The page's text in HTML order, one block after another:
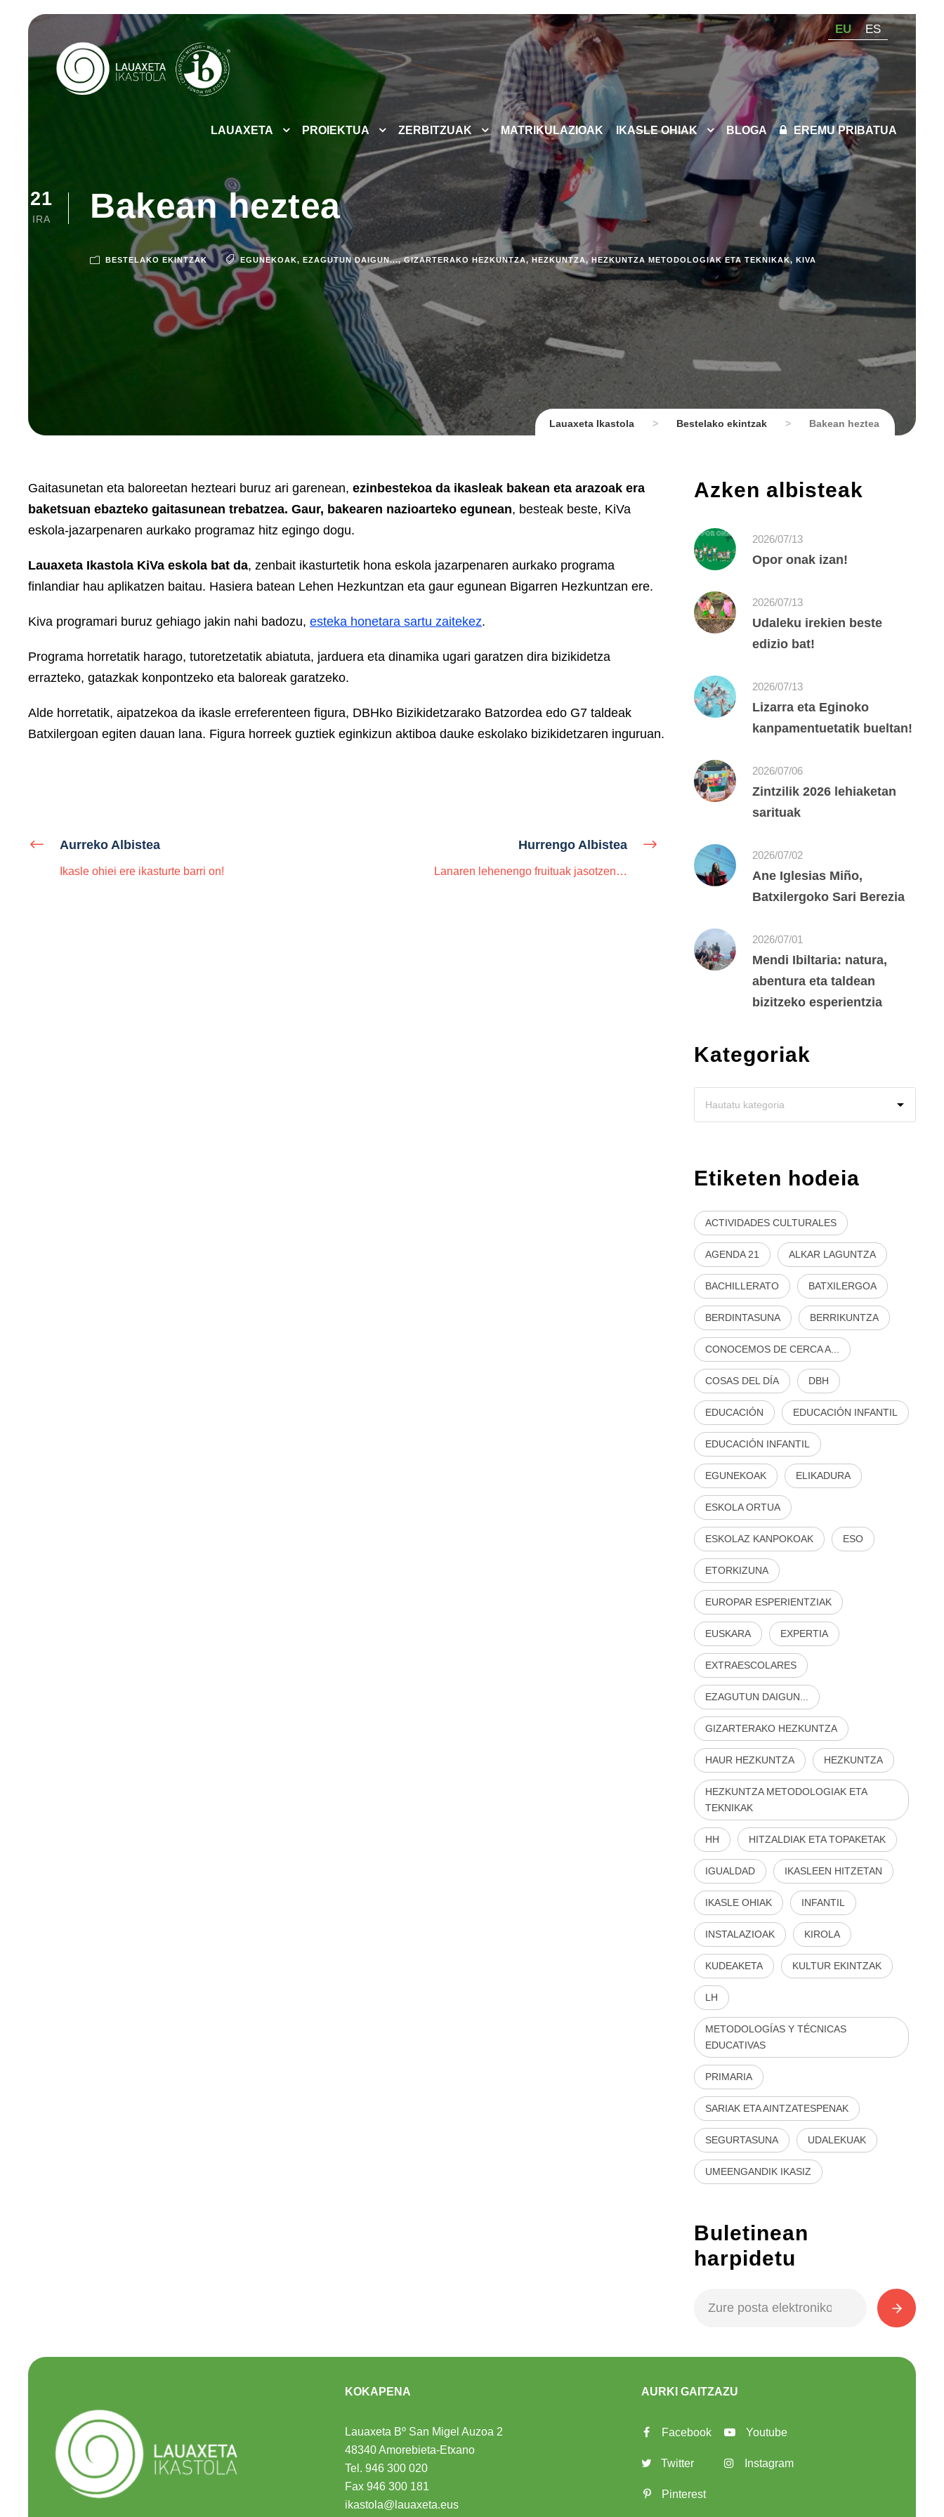
EU ES
LAUAXETA PROIEKTUA ZERBITZUAK MATRIKULAZIOAK IKASLE OHIAK BLOGA EREMU PRIBATUA
21
IRA Bakean heztea
BESTELAKO EKINTZAK EGUNEKOAK, EZAGUTUN DAIGUN..., GIZARTERAKO HEZKUNTZA, HEZKUNTZA, HEZKUNTZA METODOLOGIAK ETA TEKNIKAK, KIVA
Lauaxeta Ikastola > Bestelako ekintzak > Bakean heztea
Gaitasunetan eta baloreetan hezteari buruz ari garenean, ezinbestekoa da ikasleak bakean eta arazoak era
baketsuan ebazteko gaitasunean trebatzea. Gaur, bakearen nazioarteko egunean, besteak beste, KiVa
eskola-jazarpenaren aurkako programaz hitz egingo dogu.
Lauaxeta Ikastola KiVa eskola bat da, zenbait ikasturtetik hona eskola jazarpenaren aurkako programa
finlandiar hau aplikatzen baitau. Hasiera batean Lehen Hezkuntzan eta gaur egunean Bigarren Hezkuntzan ere.
Kiva programari buruz gehiago jakin nahi badozu, esteka honetara sartu zaitekez.
Programa horretatik harago, tutoretzetatik abiatuta, jarduera eta dinamika ugari garatzen dira bizikidetza
errazteko, gatazkak konpontzeko eta baloreak garatzeko.
Alde horretatik, aipatzekoa da ikasle erreferenteen figura, DBHko Bizikidetzarako Batzordea edo G7 taldeak
Batxilergoan egiten dauan lana. Figura horreek guztiek eginkizun aktiboa dauke eskolako bizikidetzaren inguruan.
Aurreko Albistea
Ikasle ohiei ere ikasturte barri on!
Hurrengo Albistea
Lanaren lehenengo fruituak jasotzen…
Azken albisteak
2026/07/13
Opor onak izan!
2026/07/13
Udaleku irekien beste
edizio bat!
2026/07/13
Lizarra eta Eginoko
kanpamentuetatik bueltan!
2026/07/06
Zintzilik 2026 lehiaketan
sarituak
2026/07/02
Ane Iglesias Miño,
Batxilergoko Sari Berezia
2026/07/01
Mendi Ibiltaria: natura,
abentura eta taldean
bizitzeko esperientzia
Kategoriak
Etiketen hodeia
ACTIVIDADES CULTURALES
AGENDA 21 ALKAR LAGUNTZA
BACHILLERATO BATXILERGOA
BERDINTASUNA BERRIKUNTZA
CONOCEMOS DE CERCA A...
COSAS DEL DÍA DBH
EDUCACIÓN EDUCACIÓN INFANTIL
EDUCACIÓN INFANTIL
EGUNEKOAK ELIKADURA
ESKOLA ORTUA
ESKOLAZ KANPOKOAK ESO
ETORKIZUNA
EUROPAR ESPERIENTZIAK
EUSKARA EXPERTIA
EXTRAESCOLARES
EZAGUTUN DAIGUN...
GIZARTERAKO HEZKUNTZA
HAUR HEZKUNTZA HEZKUNTZA
HEZKUNTZA METODOLOGIAK ETA
TEKNIKAK
HH HITZALDIAK ETA TOPAKETAK
IGUALDAD IKASLEEN HITZETAN
IKASLE OHIAK INFANTIL
INSTALAZIOAK KIROLA
KUDEAKETA KULTUR EKINTZAK
LH
METODOLOGÍAS Y TÉCNICAS
EDUCATIVAS
PRIMARIA
SARIAK ETA AINTZATESPENAK
SEGURTASUNA UDALEKUAK
UMEENGANDIK IKASIZ
Buletinean
harpidetu
KOKAPENA
Lauaxeta Bº San Migel Auzoa 2
48340 Amorebieta-Etxano
Tel.946 300 020
Fax 946 300 181
ikastola@lauaxeta.eus
AURKI GAITZAZU
Facebook
Twitter
Pinterest
Youtube
Instagram